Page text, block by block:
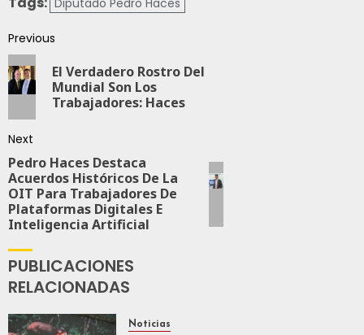
Diputado Pedro Haces
Previous
El Verdadero Rostro Del
Mundial Son Los
Trabajadores: Haces
Next
Pedro Haces Destaca
Acuerdos Históricos De La
OIT Para Trabajadores De
Plataformas Digitales E
Inteligencia Artificial
PUBLICACIONES
RELACIONADAS
Noticias